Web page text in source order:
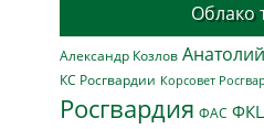
Облако
Александр Козлов
КС Росгвардии Корсовет
Росгвардия ФАС